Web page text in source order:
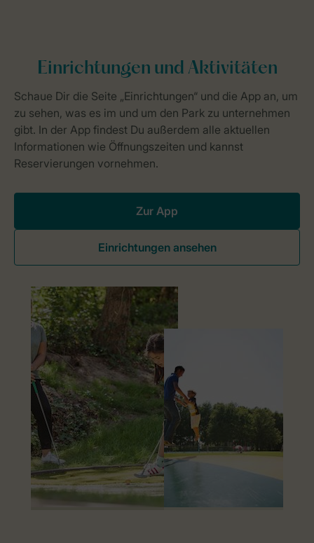
Zur App
Einrichtungen ansehen